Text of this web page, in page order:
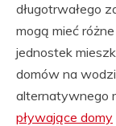
długotrwałego
mogą mieć
jednostek
domów na
alternatywnego
pływające domy